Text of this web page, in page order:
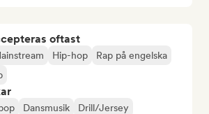
oftast
Hip-hop
Rap på engelska
Dansmusik
Drill/Jersey